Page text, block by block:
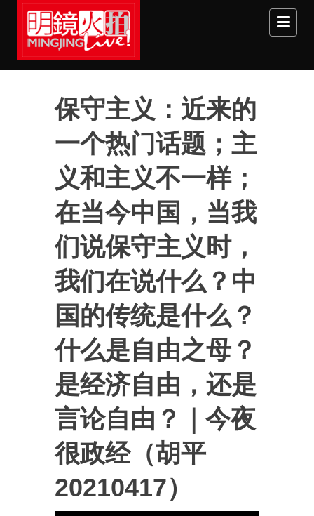
Skip to main content
保守主义：近来的
一个热门话题；主
义和主义不一样；
在当今中国，当我
们说保守主义时，
我们在说什么？中
国的传统是什么？
什么是自由之母？
是经济自由，还是
言论自由？｜今夜
很政经（胡平
20210417）